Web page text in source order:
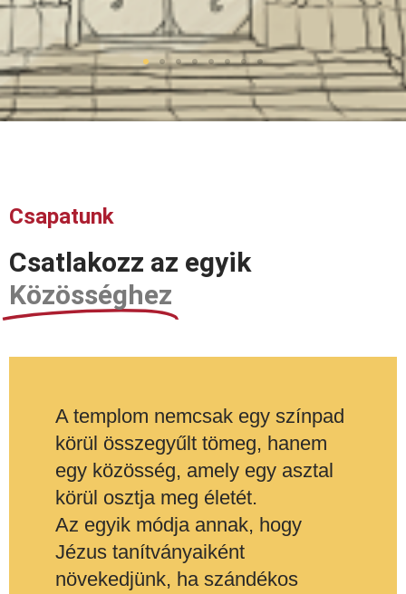
Csapatunk
Csatlakozz az egyik
Közösséghez
A templom nemcsak egy színpad
körül összegyűlt tömeg, hanem
egy közösség, amely egy asztal
körül osztja meg életét.
Az egyik módja annak, hogy
Jézus tanítványaiként
növekedjünk, ha szándékos